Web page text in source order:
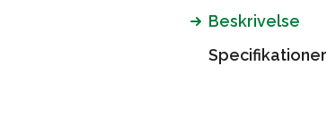
Beskrivelse
Specifikationer